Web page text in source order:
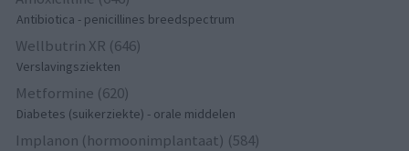
Antibiotica - penicillines breedspectrum
Wellbutrin XR (646)
Verslavingsziekten
Metformine (620)
Diabetes (suikerziekte) - orale middelen
Implanon (hormoonimplantaat) (584)